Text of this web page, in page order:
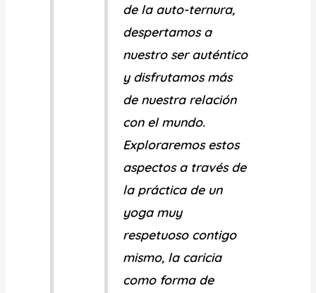
de la auto-ternura,
despertamos a
nuestro ser auténtico
y disfrutamos más
de nuestra relación
con el mundo.
Exploraremos estos
aspectos a través de
la práctica de un
yoga muy
respetuosocontigo
mismo, la caricia
como forma de